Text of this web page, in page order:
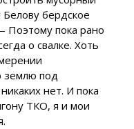
бердское
Поэтому пока рано
о свалке. Хоть
землю под
нет. И пока
ТКО, я и мои